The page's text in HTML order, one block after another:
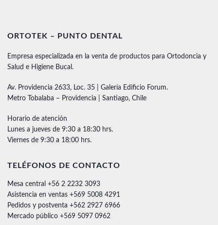
ORTOTEK – PUNTO DENTAL
Empresa especializada en la venta de productos para Ortodoncia y
Salud e Higiene Bucal.
Av. Providencia 2633, Loc. 35 | Galería Edificio Forum.
Metro Tobalaba – Providencia | Santiago, Chile
Horario de atención
Lunes a jueves de 9:30 a 18:30 hrs.
Viernes de 9:30 a 18:00 hrs.
TELÉFONOS DE CONTACTO
Mesa central +56 2 2232 3093
Asistencia en ventas +569 5008 4291
Pedidos y postventa +562 2927 6966
Mercado público +569 5097 0962